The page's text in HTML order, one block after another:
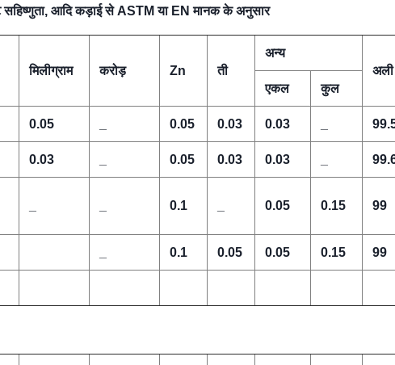
सहिष्णुता, आदि कड़ाई से ASTM या EN मानक के अनुसार
मिलीग्राम करोड़ Zn ती
अन्य
अली
एकल
कुल
0.05 0.05 0.03 0.03
0.03 0.05 0.03 0.03
0.1 0.05 0.15 99
0.1 0.05 0.05 0.15 99